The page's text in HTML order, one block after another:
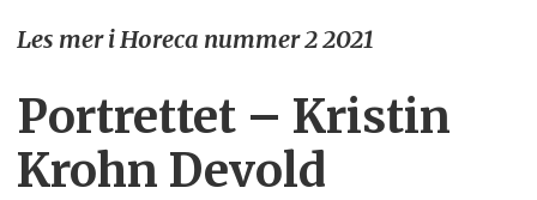
Les mer i Horeca nummer 2 2021
Portrettet – Kristin
Krohn Devold